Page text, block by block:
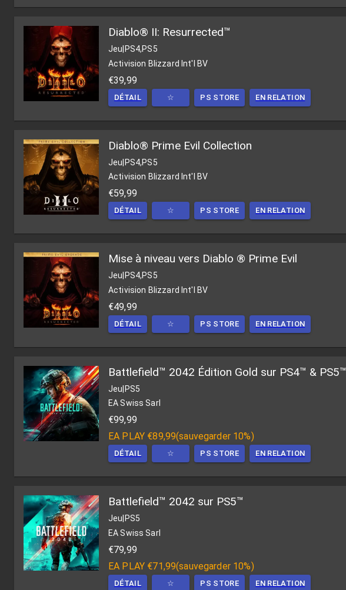
Diablo® II: Resurrected™
Jeu PS4,PS5
Activision Blizzard Int'l BV
€39,99
DÉTAIL ☆ PS STORE EN RELATION
Diablo® Prime Evil Collection
Jeu|PS4,PS5
Activision Blizzard Int'l BV
€59,99
DÉTAIL ☆ PS STORE EN RELATION
Mise à niveau vers Diablo ® Prime Evil
Jeu PS4,PS5
Activision Blizzard Int'l BV
€49,99
DÉTAIL ☆ PS STORE EN RELATION
Battlefield™ 2042 Édition Gold sur PS4™ & PS5™
Jeu|PS5
EA Swiss Sarl
€99,99
EA PLAY €89,99(sauvegarder 10%)
DÉTAIL ☆ PS STORE EN RELATION
Battlefield™ 2042 sur PS5™
Jeu PS5
EA Swiss Sarl
€79,99
EA PLAY €71,99(sauvegarder 10%)
DÉTAIL ☆ PS STORE EN RELATION